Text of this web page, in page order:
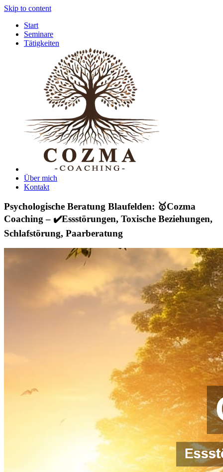
Skip to content
Start
Seminare
Tätigkeiten
Über mich
Kontakt
Psychologische Beratung Blaufelden: 🥇Cozma
Coaching – ✔️Essstörungen, Toxische Beziehungen,
Schlafstörung, Paarberatung